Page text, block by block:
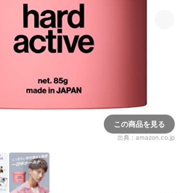
この商品を見る
出典： amazon.co.jp